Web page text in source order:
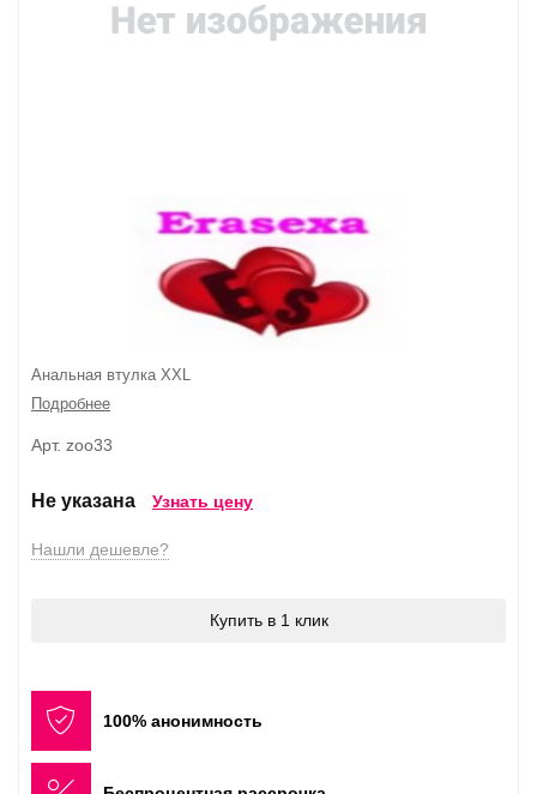
Анальная втулка XXL
Подробнее
Арт. zoo33
Не указана Узнать цену
Нашли дешевле?
Купить в 1 клик
100% анонимность